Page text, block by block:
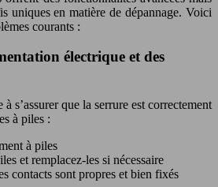
uniques en matière de dépannage. Voici
courants :
électrique et des
s’assurer que la serrure est correctement
à piles :
à piles
et remplacez-les si nécessaire
contacts sont propres et bien fixés